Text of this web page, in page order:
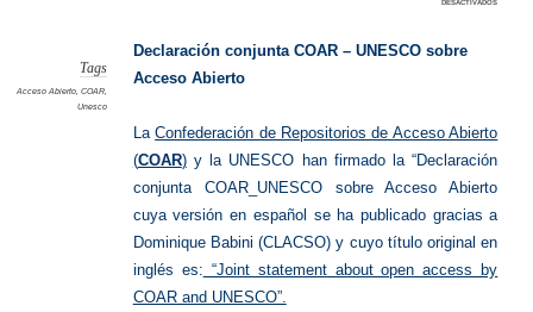
desactivados
Tags
Acceso Abierto, COAR,
Unesco
Declaración conjunta COAR – UNESCO sobre
Acceso Abierto
LaConfederación de Repositorios de Acceso Abierto
(COAR)y la UNESCO han firmado la “Declaración
conjunta COAR_UNESCO sobre Acceso Abierto
cuya versión en español se ha publicado gracias a
Dominique Babini (CLACSO) y cuyo título original en
inglés es: “Joint statement about open access by
COAR and UNESCO”.